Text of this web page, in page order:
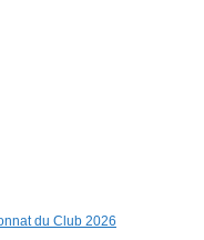
du Club 2026